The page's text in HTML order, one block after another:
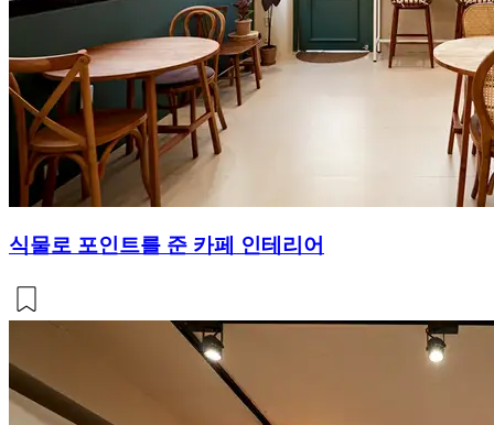
식물로 포인트를 준 카페 인테리어